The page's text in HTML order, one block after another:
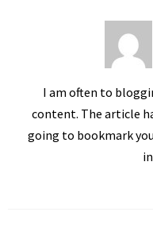
I am often to
content. The article
going to bookmark